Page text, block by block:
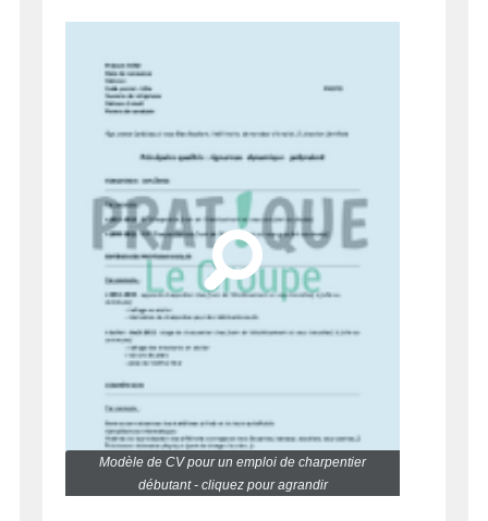
Modèle de CV pour un emploi de charpentier
débutant - cliquez pour agrandir